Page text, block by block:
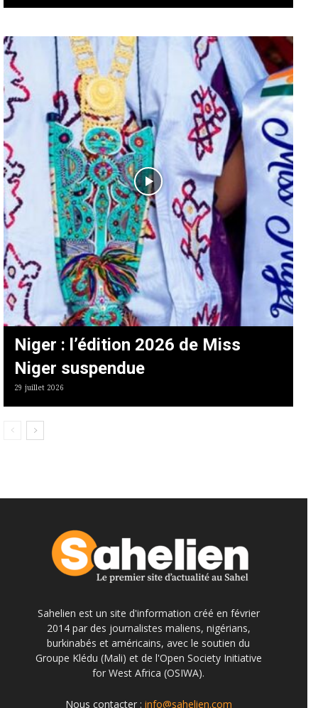
Niger : l’édition 2026 de Miss
Niger suspendue
29 juillet 2026
Sahelien est un site d'information créé en février
2014 par des journalistes maliens, nigérians,
burkinabés et américains, avec le soutien du
Groupe Klédu (Mali) et de l'Open Society Initiative
for West Africa (OSIWA).
Nous contacter : info@sahelien.com